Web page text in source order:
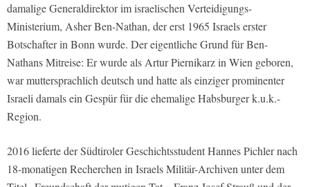
damalige Generaldirektor im israelischen Verteidigungs-
Ministerium, Asher Ben-Nathan, der erst 1965 Israels erster
Botschafter in Bonn wurde. Der eigentliche Grund für Ben-
Nathans Mitreise: Er wurde als Artur Piernikarz in Wien geboren,
war muttersprachlich deutsch und hatte als einziger prominenter
Israeli damals ein Gespür für die ehemalige Habsburger k.u.k.-
Region.
2016 lieferte der Südtiroler Geschichtsstudent Hannes Pichler nach
18-monatigen Recherchen in Israels Militär-Archiven unter dem